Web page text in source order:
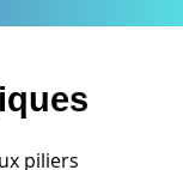
piliers